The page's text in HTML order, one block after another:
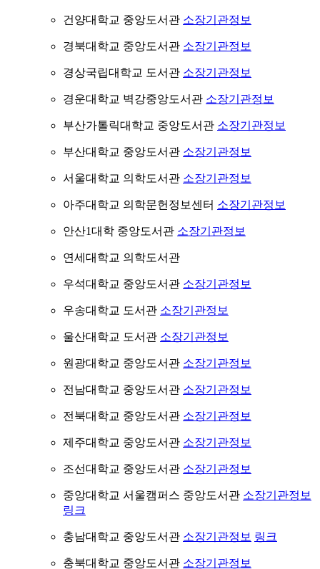
건양대학교 중앙도서관 소장기관정보
경북대학교 중앙도서관 소장기관정보
경상국립대학교 도서관 소장기관정보
경운대학교 벽강중앙도서관 소장기관정보
부산가톨릭대학교 중앙도서관 소장기관정보
부산대학교 중앙도서관 소장기관정보
서울대학교 의학도서관 소장기관정보
아주대학교 의학문헌정보센터 소장기관정보
안산1대학 중앙도서관 소장기관정보
연세대학교 의학도서관
우석대학교 중앙도서관 소장기관정보
우송대학교 도서관 소장기관정보
울산대학교 도서관 소장기관정보
원광대학교 중앙도서관 소장기관정보
전남대학교 중앙도서관 소장기관정보
전북대학교 중앙도서관 소장기관정보
제주대학교 중앙도서관 소장기관정보
조선대학교 중앙도서관 소장기관정보
중앙대학교 서울캠퍼스 중앙도서관 소장기관정보
링크
충남대학교 중앙도서관 소장기관정보 링크
충북대학교 중앙도서관 소장기관정보